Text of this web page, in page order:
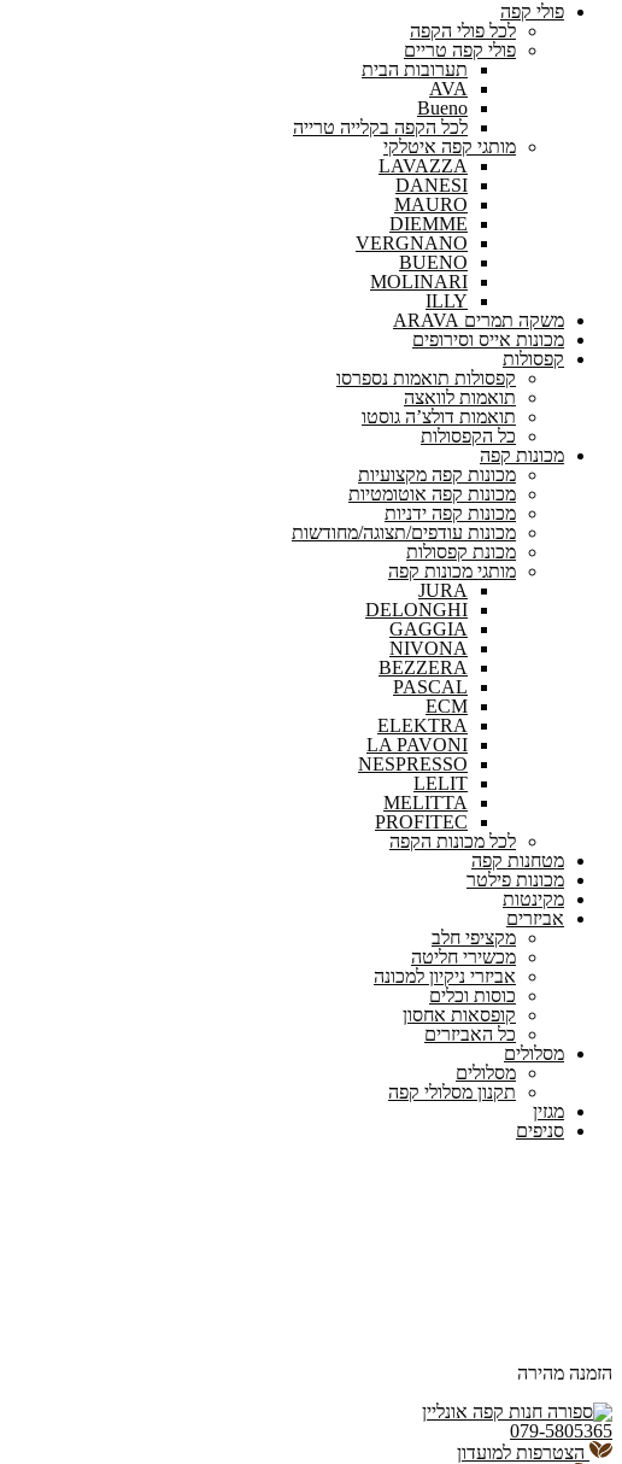
פולי קפה
לכל פולי הקפה
פולי קפה טריים
תערובות הבית
AVA
Bueno
לכל הקפה בקלייה טרייה
מותגי קפה איטלקי
LAVAZZA
DANESI
MAURO
DIEMME
VERGNANO
BUENO
MOLINARI
ILLY
משקה תמרים ARAVA
מכונות אייס וסירופים
קפסולות
קפסולות תואמות נספרסו
תואמות לוואצה
תואמות דולצ’ה גוסטו
כל הקפסולות
מכונות קפה
מכונות קפה מקצועיות
מכונות קפה אוטומטיות
מכונות קפה ידניות
מכונות עודפים/תצוגה/מחודשות
מכונת קפסולות
מותגי מכונות קפה
JURA
DELONGHI
GAGGIA
NIVONA
BEZZERA
PASCAL
ECM
ELEKTRA
LA PAVONI
NESPRESSO
LELIT
MELITTA
PROFITEC
לכל מכונות הקפה
מטחנות קפה
מכונות פילטר
מקינטות
אביזרים
מקציפי חלב
מכשירי חליטה
אביזרי ניקיון למכונה
כוסות וכלים
קופסאות אחסון
כל האביזרים
מסלולים
מסלולים
תקנון מסלולי קפה
מגזין
סניפים
הזמנה מהירה
079-5805365
הצטרפות למועדון